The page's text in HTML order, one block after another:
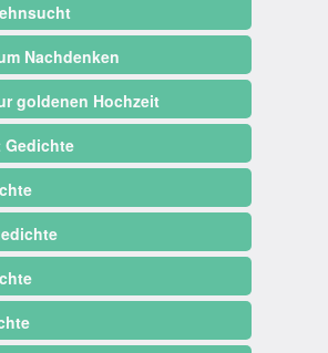
Nachdenken
goldenen Hochzeit
Gedichte